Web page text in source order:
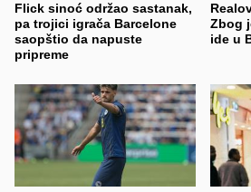
Flick sinoć održao sastanak,
pa trojici igrača Barcelone
saopštio da napuste
pripreme
Zbog
ide u